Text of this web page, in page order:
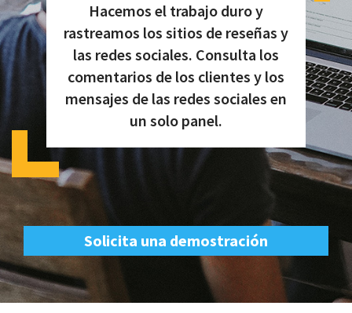
Hacemos el trabajo duro y
rastreamos los sitios de reseñas y
las redes sociales. Consulta los
comentarios de los clientes y los
mensajes de las redes sociales en
un solo panel.
Solicita una demostración